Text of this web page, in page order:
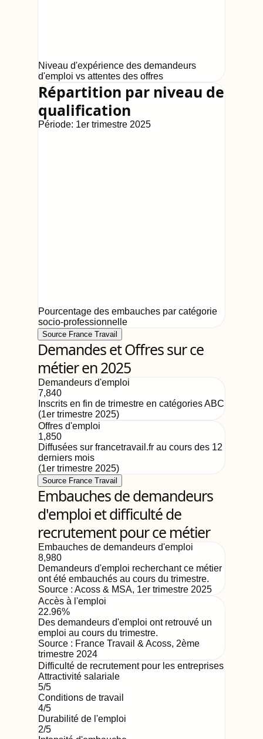
Niveau d'expérience des demandeurs
d'emploi vs attentes des offres
Répartition par niveau de
qualification
Période: 1er trimestre 2025
Pourcentage des embauches par catégorie
socio-professionnelle
Source France Travail
Demandes et Offres sur ce
métier en 2025
Demandeurs d'emploi
7,840
Inscrits en fin de trimestre en catégories ABC
(1er trimestre 2025)
Offres d'emploi
1,850
Diffusées sur francetravail.fr au cours des 12
derniers mois
(1er trimestre 2025)
Source France Travail
Embauches de demandeurs
d'emploi et difficulté de
recrutement pour ce métier
Embauches de demandeurs d'emploi
8,980
Demandeurs d'emploi recherchant ce métier
ont été embauchés au cours du trimestre.
Source : Acoss & MSA, 1er trimestre 2025
Accès à l'emploi
22.96%
Des demandeurs d'emploi ont retrouvé un
emploi au cours du trimestre.
Source : France Travail & Acoss, 2ème
trimestre 2024
Difficulté de recrutement pour les entreprises
Attractivité salariale
5/5
Conditions de travail
4/5
Durabilité de l'emploi
2/5